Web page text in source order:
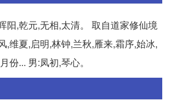
阳,乾元,无相,太清。 取自道家修仙境
,维夏,启明,林钟,兰秋,雁来,霜序,始冰,
... 男:凤初,琴心。